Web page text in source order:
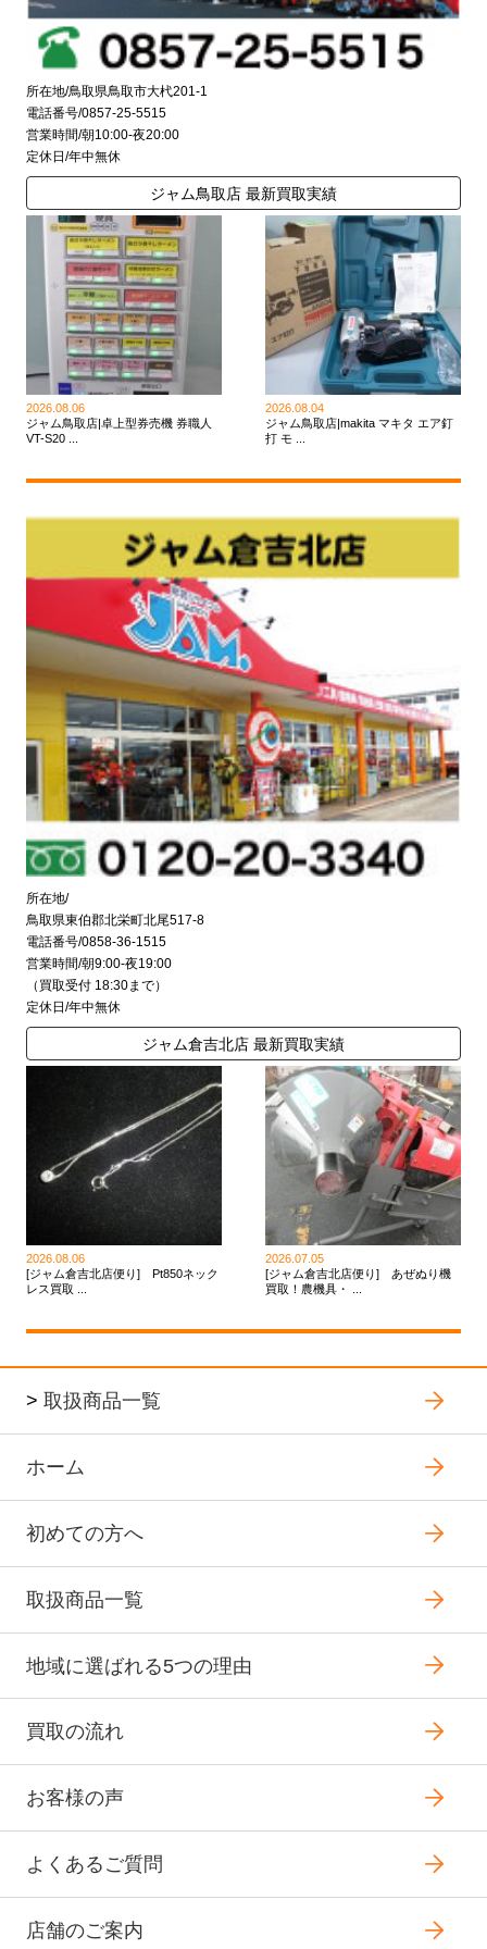
所在地/鳥取県鳥取市大杙201-1
電話番号/0857-25-5515
営業時間/朝10:00-夜20:00
定休日/年中無休
ジャム鳥取店 最新買取実績
2026.08.06
ジャム鳥取店|卓上型券売機 券職人
VT-S20 ...
2026.08.04
ジャム鳥取店|makita マキタ エア釘
打 モ ...
所在地/
鳥取県東伯郡北栄町北尾517-8
電話番号/0858-36-1515
営業時間/朝9:00-夜19:00
（買取受付 18:30まで）
定休日/年中無休
ジャム倉吉北店 最新買取実績
2026.08.06
[ジャム倉吉北店便り] Pt850ネック
レス買取 ...
2026.07.05
[ジャム倉吉北店便り] あぜぬり機
買取！農機具・ ...
> 取扱商品一覧
ホーム
初めての方へ
取扱商品一覧
地域に選ばれる5つの理由
買取の流れ
お客様の声
よくあるご質問
店舗のご案内